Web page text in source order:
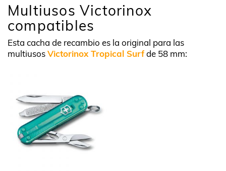
Multiusos Victorinox
compatibles
Esta cacha de recambio es la original para las
multiusosVictorinox Tropical Surfde 58 mm: